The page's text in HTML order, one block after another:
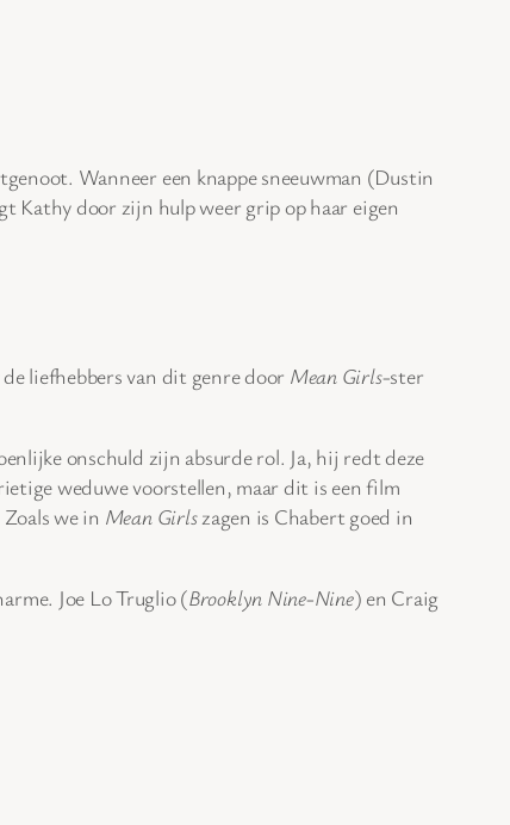
Wanneer een knappe sneeuwman (Dustin
Kathy door zijn hulp weer grip op haar eigen
de liefhebbers van dit genre door Mean Girls-ster
onschuld zijn absurde rol. Ja, hij redt deze
weduwe voorstellen, maar dit is een film
we in Mean Girlszagen is Chabert goed in
Joe Lo Truglio (Brooklyn Nine-Nine) en Craig